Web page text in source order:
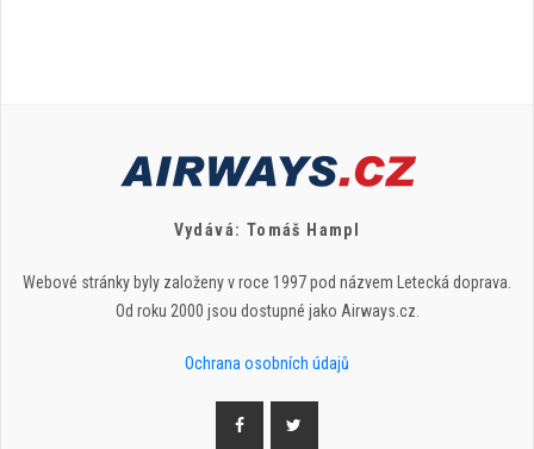
Vydává: Tomáš Hampl
Webové stránky byly založeny v roce 1997 pod názvem Letecká doprava.
Od roku 2000 jsou dostupné jako Airways.cz.
Ochrana osobních údajů